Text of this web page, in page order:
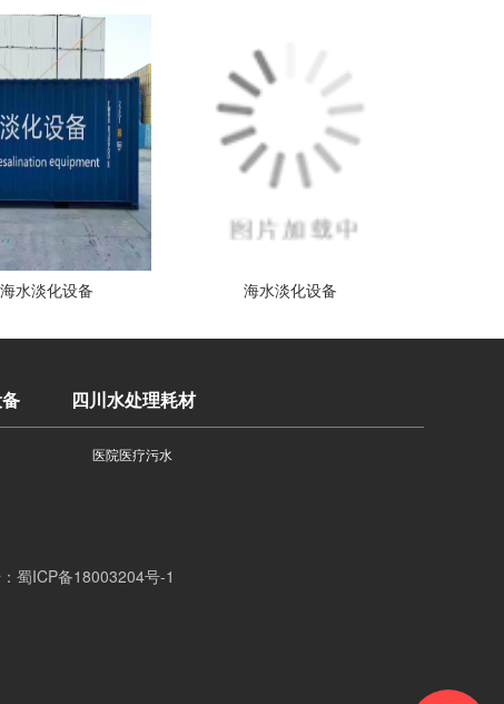
水淡化设备 海水淡化设备
四川水处理耗材
医院医疗污水
蜀ICP备18003204号-1